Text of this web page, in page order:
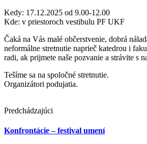
Kedy: 17.12.2025 od 9.00-12.00
Kde: v priestoroch vestibulu PF UKF
Čaká na Vás malé občerstvenie, dobrá
neformálne stretnutie naprieč katedrou i
radi, ak prijmete naše pozvanie a strávite s
Tešíme sa na spoločné stretnutie.
Organizátori podujatia.
Predchádzajúci
Konfrontácie – festival umení